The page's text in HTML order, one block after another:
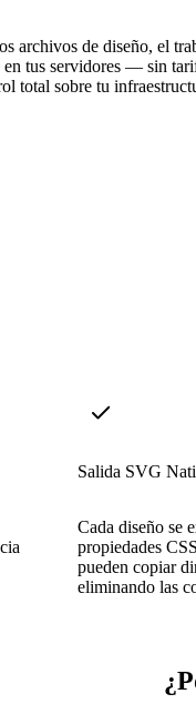
archivos de diseño, el
tus servidores — sin
total sobre tu
Salida SVG
Cada diseño se
propiedades
pueden copiar
eliminando las